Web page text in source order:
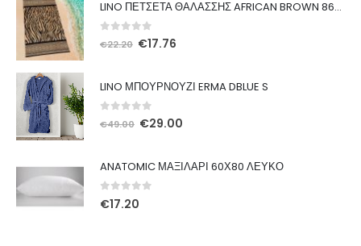
LINO ΠΕΤΣΕΤΑ ΘΑΛΑΣΣΗΣ AFRICAN BROWN 86X160
out of 5
€22.20 Original
€17.76
LINO ΜΠΟΥΡΝΟΥΖΙ ERMA DBLUE S
out of 5
€49.00 Original
€29.00
ANATOMIC ΜΑΞΙΛΑΡΙ 60Χ80 ΛΕΥΚΟ
0out of 5
€17.20